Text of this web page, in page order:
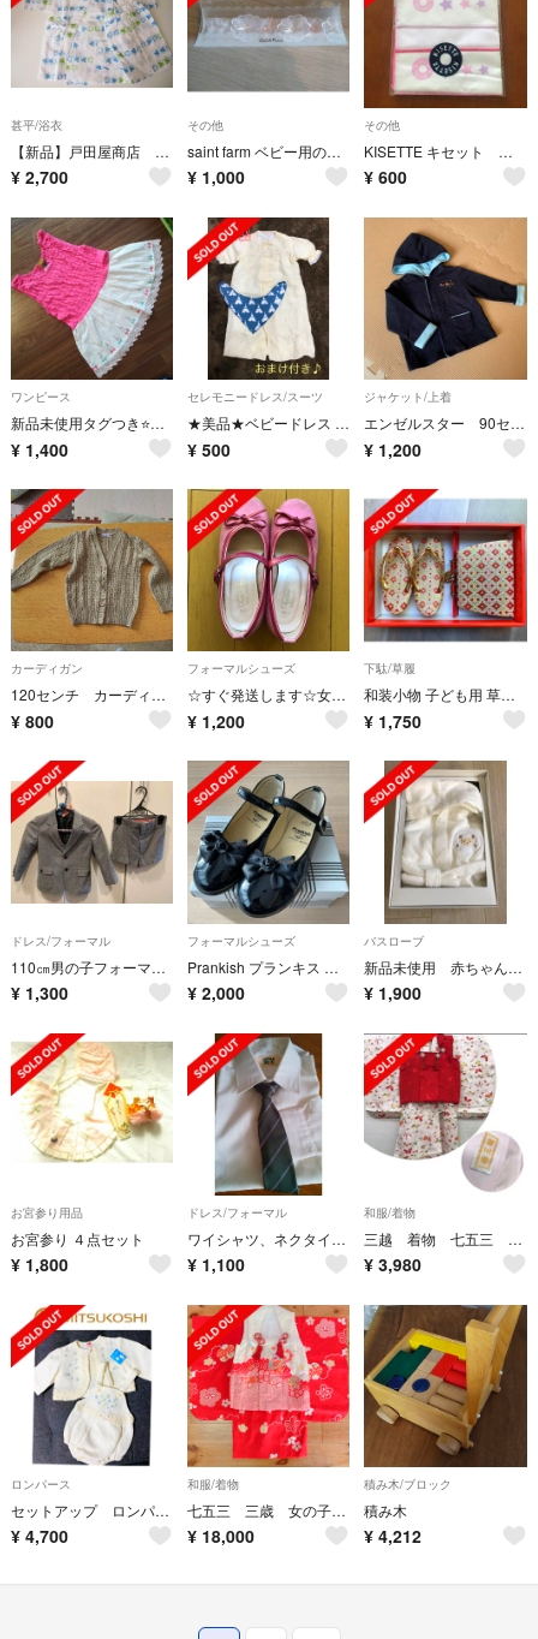
甚平/浴衣
【新品】戸田屋商店 甚平 男の子用100cm
¥ 2,700
その他
saint farm ベビー用のヘアバンド
¥ 1,000
その他
KISETTE キセット ガーゼハンカチ３枚セット
¥ 600
ワンピース
新品未使用タグつき⭐Winpieウインピーチュニック140ピンク
¥ 1,400
セレモニードレス/スーツ
★美品★ベビードレス 三越 黄色 赤ちゃん おまけ付き♪
¥ 500
ジャケット/上着
エンゼルスター 90センチ パーカー
¥ 1,200
カーディガン
120センチ カーディガン
¥ 800
フォーマルシューズ
☆すぐ発送します☆女の子 フォーマル パンプス バレエシューズ ピンクリボン
¥ 1,200
下駄/草履
和装小物 子ども用 草履&バッグセット（草履判は約17cm）
¥ 1,750
ドレス/フォーマル
110㎝男の子フォーマルスーツ
¥ 1,300
フォーマルシューズ
Prankish プランキス ドレスシューズ 入園 卒園 入学 フォーマル
¥ 2,000
バスローブ
新品未使用 赤ちゃんバスローブ
¥ 1,900
お宮参り用品
お宮参り ４点セット
¥ 1,800
ドレス/フォーマル
ワイシャツ、ネクタイセット
¥ 1,100
和服/着物
三越 着物 七五三 3歳 女の子 被布セット
¥ 3,980
ロンパース
セットアップ ロンパース カーディガン
¥ 4,700
和服/着物
七五三 三歳 女の子 セット
¥ 18,000
積み木/ブロック
積み木
¥ 4,212